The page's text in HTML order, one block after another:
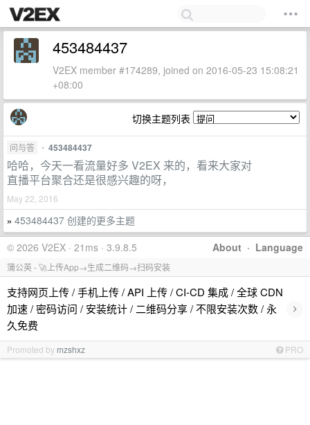
453484437
V2EX member #174289, joined on 2016-05-23 15:08:21
+08:00
切换主题列表
问与答 • 453484437
哈哈，今天一看流量好多 V2EX 来的，看来大家对
直播平台聚合还是很感兴趣的呀，
May 22, 2016
» 453484437 创建的更多主题
About · Language
© 2026 V2EX · 21ms · 3.9.8.5
蒲公英 - 🚀上传App→生成二维码→扫码安装
支持网页上传 / 手机上传 / API 上传 / CI-CD 集成 / 全球 CDN
加速 / 密码访问 / 安装统计 / 二维码分享 / 不限安装次数 / 永
久免费
›
Promoted by mzshxz PRO